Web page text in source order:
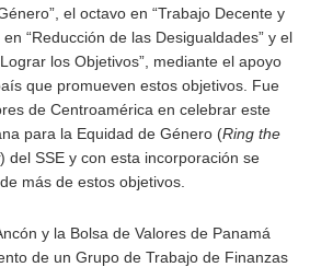
el octavo en “Trabajo Decente y
“Reducción de las Desigualdades” y el
los Objetivos”, mediante el apoyo
que promueven estos objetivos. Fue
de Centroamérica en celebrar este
para la Equidad de Género (Ring the
) del SSE y con esta incorporación se
más de estos objetivos.
y la Bolsa de Valores de Panamá
de un Grupo de Trabajo de Finanzas